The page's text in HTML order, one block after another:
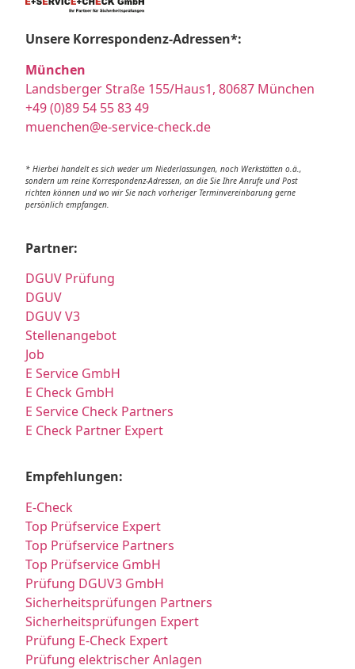
Unsere Korrespondenz-Adressen*:
München
Landsberger Straße 155/Haus1, 80687 München
+49 (0)89 54 55 83 49
muenchen@e-service-check.de
* Hierbei handelt es sich weder um Niederlassungen, noch Werkstätten o.ä.,
sondern um reine Korrespondenz-Adressen, an die Sie Ihre Anrufe und Post
richten können und wo wir Sie nach vorheriger Terminvereinbarung gerne
persönlich empfangen.
Partner:
DGUV Prüfung
DGUV
DGUV V3
Stellenangebot
Job
E Service GmbH
E Check GmbH
E Service Check Partners
E Check Partner Expert
Empfehlungen:
E-Check
Top Prüfservice Expert
Top Prüfservice Partners
Top Prüfservice GmbH
Prüfung DGUV3 GmbH
Sicherheitsprüfungen Partners
Sicherheitsprüfungen Expert
Prüfung E-Check Expert
Prüfung elektrischer Anlagen